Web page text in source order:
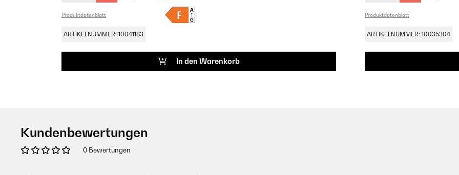
Produktdatenblatt
ARTIKELNUMMER: 10041183
In den Warenkorb
Produktdatenblatt
ARTIKELNUMMER: 10035304
Kundenbewertungen
0 Bewertungen